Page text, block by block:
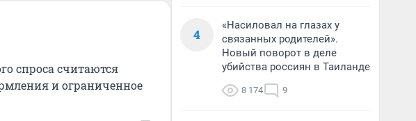
спроса считаются
и ограниченное
4
«Насиловал на глазах у
связанных родителей».
Новый поворот в деле
убийства россиян в Таиланде
8 174 9